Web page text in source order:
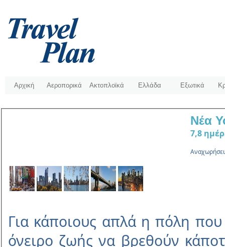
Αρχική Αεροπορικά Ακτοπλοϊκά Ελλάδα Εξωτικά
Νέα
7,8
Για κάποιους απλά η πόλη που
όνειρο ζωής να βρεθούν